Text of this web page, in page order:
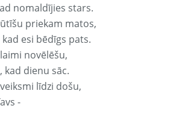
nomaldījies stars.
priekam matos,
esi bēdīgs pats.
novēlēšu,
kad dienu sāc.
līdzi došu,
-